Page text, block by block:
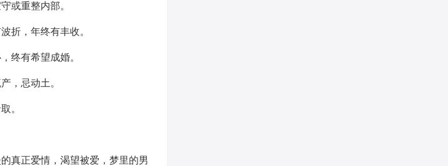
或重整内部。
折，年终有丰收。
终有希望成婚。
，忌动土。
。
真正爱情，渴望被爱，梦里的男